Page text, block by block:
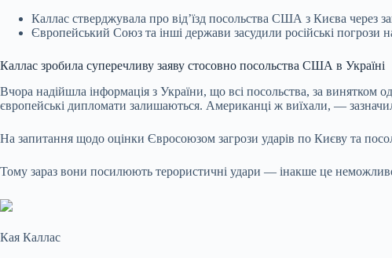
Каллас стверджувала про від’їзд посольства США з Києва через
Європейський Союз та інші держави засудили російські погрози
Каллас зробила суперечливу заяву стосовно посольства США в Україні
Вчора надійшла інформація з України, що всі посольства, за винятком
європейські дипломати залишаються. Американці ж виїхали, —
На запитання щодо оцінки Євросоюзом загрози ударів по Києву та
Тому зараз вони посилюють терористичні удари — інакше це
Кая Каллас